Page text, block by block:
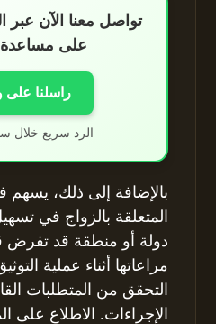
تواصل معنا الآن
على
راسلنا على
الرد سريع خلال
بالإضافة إلى ذلك، يسهم
المتعلقة بالزواج في
دولة أو منطقة قد تفرض
مراعاتها أثناء عملية
التحقق من المتطلبات
الإجراءات. الاطلاع على